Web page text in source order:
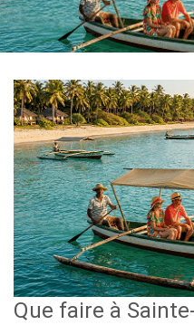
Que faire à